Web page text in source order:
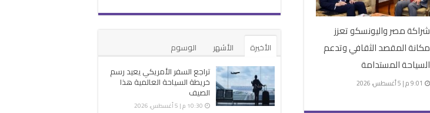
شراكة مصر واليونسكو تعزز
مكانة المقصد الثقافي وتدعم
السياحة المستدامة
9:01 م | 5 أغسطس، 2026
الأخيرة الأشهر
الوسوم
تراجع السفر الأمريكي يعيد رسم
خريطة السياحة العالمية هذا
الصيف
10:30 م | 5 أغسطس، 2026